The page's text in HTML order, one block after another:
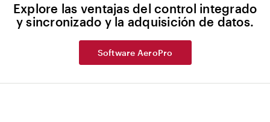
Explore las ventajas del control integrado
y sincronizado y la adquisición de datos.
Software AeroPro